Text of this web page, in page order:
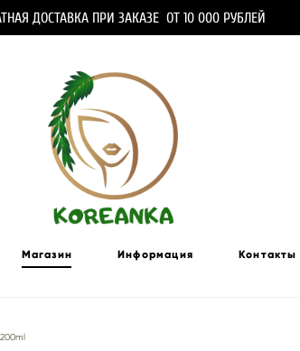
ДОСТАВКА ПРИ ЗАКАЗЕ ОТ 10 000 РУБЛЕЙ
Магазин Информация Контакты